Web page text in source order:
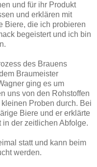
und für ihr Produkt
und erklären mit
Biere, die ich probieren
begeistert und ich bin
des Brauens
Braumeister
ging es um
uns von den Rohstoffen
Proben durch. Bei
Biere und er erklärte
der zeitlichen Abfolge.
statt und kann beim
werden.